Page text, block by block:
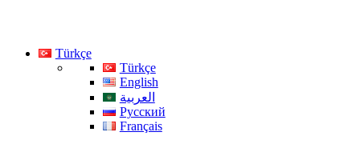
Türkçe
Türkçe
English
العربية
Русский
Français